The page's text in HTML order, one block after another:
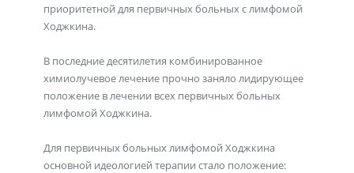
приоритетной для первичных больных с лимфомой
Ходжкина.
В последние десятилетия комбинированное
химиолучевое лечение прочно заняло лидирующее
положение в лечении всех первичных больных
лимфомой Ходжкина.
Для первичных больных лимфомой Ходжкина
основной идеологией терапии стало положение: